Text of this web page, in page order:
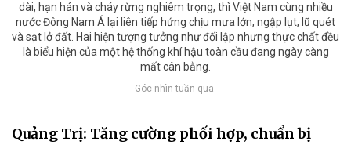
dài, hạn hán và cháy rừng nghiêm trọng, thì Việt Nam cùng nhiều
nước Đông Nam Á lại liên tiếp hứng chịu mưa lớn, ngập lụt, lũ quét
và sạt lở đất. Hai hiện tượng tưởng như đối lập nhưng thực chất đều
là biểu hiện của một hệ thống khí hậu toàn cầu đang ngày càng
mất cân bằng.
Góc nhìn tuần qua
Quảng Trị: Tăng cường phối hợp, chuẩn bị